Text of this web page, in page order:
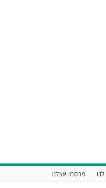
פרסמו אצלנו